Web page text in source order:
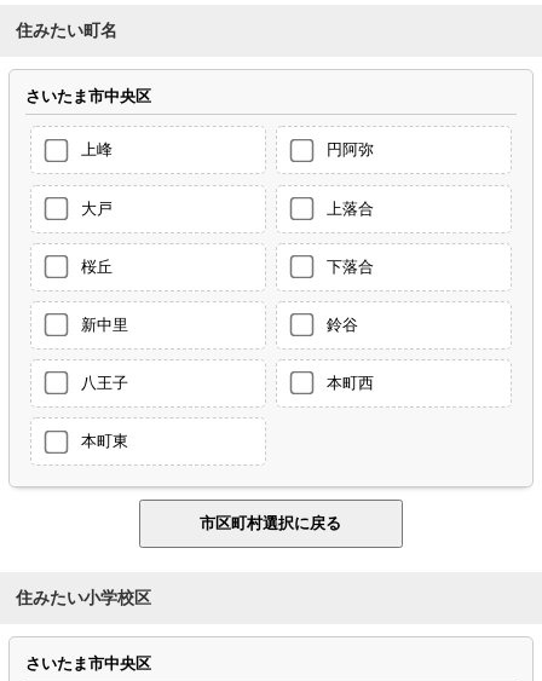
住みたい町名
さいたま市中央区
上峰 円阿弥
大戸 上落合
桜丘 下落合
新中里 鈴谷
八王子 本町西
本町東
住みたい小学校区
さいたま市中央区